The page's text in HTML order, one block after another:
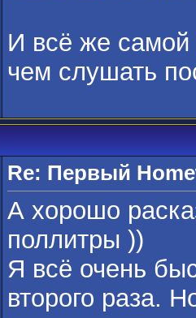
И всё же самой
чем слушать
Re: Первый
А хорошо
поллитры ))
Я всё очень
второго раза.